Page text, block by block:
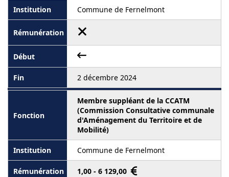
Commune de Fernelmont
2 décembre 2024
Membre suppléant de la CCATM
(Commission Consultative communale
d'Aménagement du Territoire et de
Mobilité)
Commune de Fernelmont
1,00 - 6 129,00